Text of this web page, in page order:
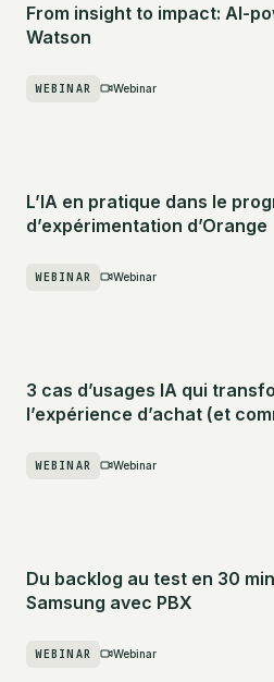
From insight to impact: AI-
Watson
WEBINAR Webinar
L’IA en pratique dans le
d’expérimentation d’Orange
WEBINAR Webinar
3 cas d’usages IA qui
l’expérience d’achat (et
WEBINAR Webinar
Du backlog au test en 30
Samsung avec PBX
WEBINAR Webinar